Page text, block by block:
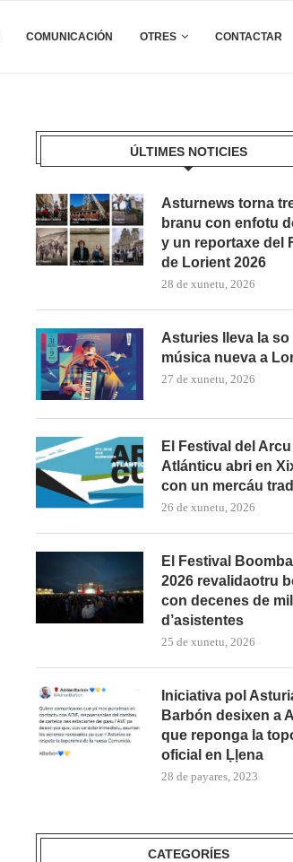
COMUNICACIÓN OTRES CONTACTAR
Semando Son amuesa’l nuevu folk
El
ÚLTIMES NOTICIES
Asturnews torna
branu con enfotu
y un reportaxe del
de Lorient 2026
28 de xunetu, 2026
Asturies lleva la so
música nueva a
27 de xunetu, 2026
El Festival del Arcu
Atlánticu abri en
con un mercáu
26 de xunetu, 2026
El Festival
2026 revalidaotru
con decenes de
d’asistentes
25 de xunetu, 2026
Iniciativa pol
Barbón desixen a
que reponga la
oficial en Ḷḷena
28 de payares, 2023
CATEGORÍES